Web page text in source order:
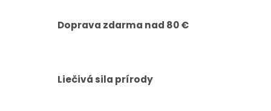
Doprava zdarma nad 80 €
Liečivá sila prírody